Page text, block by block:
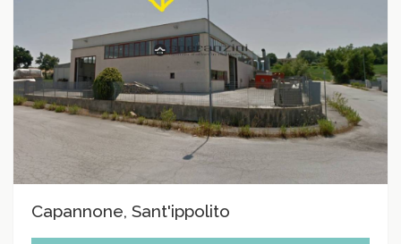
Capannone, Sant'ippolito